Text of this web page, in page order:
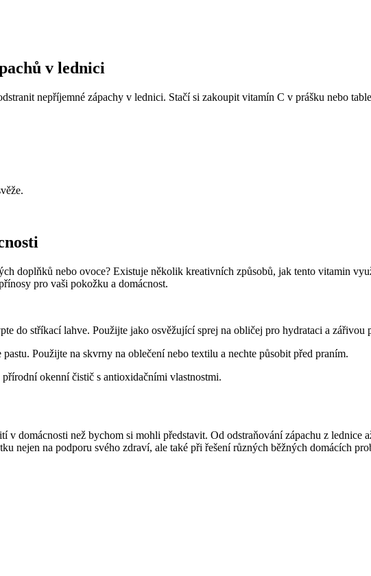
v lednici
nepříjemné zápachy v lednici. Stačí si zakoupit vitamín C v prášku nebo
doplňků nebo ovoce? Existuje několik kreativních způsobů, jak tento vitamin
pro vaši pokožku a domácnost.
do stříkací lahve. Použijte jako osvěžující sprej na obličej pro hydrataci a zářivou
Použijte na skvrny na oblečení nebo textilu a nechte působit před praním.
okenní čistič s antioxidačními vlastnostmi.
domácnosti než bychom si mohli představit. Od odstraňování zápachu z lednice
nejen na podporu svého zdraví, ale také při řešení různých běžných domácích